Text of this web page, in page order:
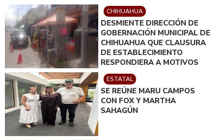
CHIHUAHUA
DESMIENTE DIRECCIÓN DE
GOBERNACIÓN MUNICIPAL DE
CHIHUAHUA QUE CLAUSURA
DE ESTABLECIMIENTO
RESPONDIERA A MOTIVOS
POLÍTICOS
ESTATAL
SE REÚNE MARU CAMPOS
CON FOX Y MARTHA
SAHAGÚN